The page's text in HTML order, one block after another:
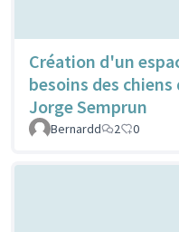
Création d'un
besoins des chiens
Jorge Semprun
Bernardd 2 0